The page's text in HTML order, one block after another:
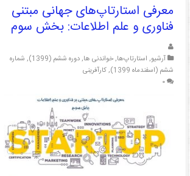
معرفی استارتاپ‌های جهانی مبتنی
فناوری و علم اطلاعات: بخش سوم
آرشیو, استارتاپ‌ها,خواندنی ها,دوره ششم (1399) , شماره
ششم (اسفندماه 1399)
,کارآفرینی
۰